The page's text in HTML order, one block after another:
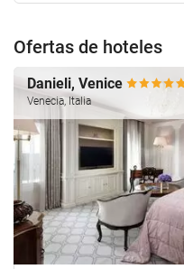
Ofertas de hoteles
Danieli, Venice
Venecia, Italia